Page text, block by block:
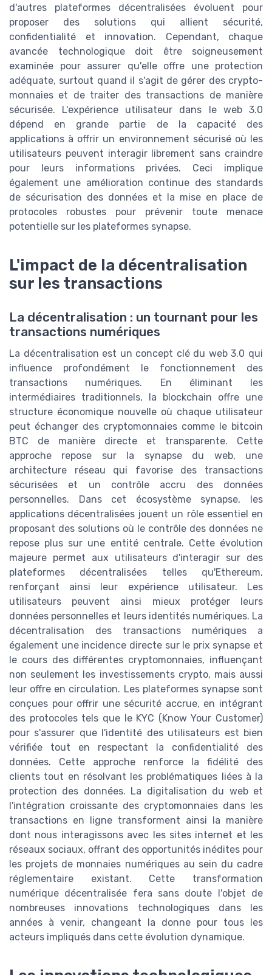
d'autres plateformes décentralisées évoluent pour
proposer des solutions qui allient sécurité,
confidentialité et innovation. Cependant, chaque
avancée technologique doit être soigneusement
examinée pour assurer qu'elle offre une protection
adéquate, surtout quand il s'agit de gérer des crypto-
monnaies et de traiter des transactions de manière
sécurisée. L'expérience utilisateur dans le web 3.0
dépend en grande partie de la capacité des
applications à offrir un environnement sécurisé où les
utilisateurs peuvent interagir librement sans craindre
pour leurs informations privées. Ceci implique
également une amélioration continue des standards
de sécurisation des données et la mise en place de
protocoles robustes pour prévenir toute menace
potentielle sur les plateformes synapse.
L'impact de la décentralisation
sur les transactions
La décentralisation : un tournant pour les
transactions numériques
La décentralisation est un concept clé du web 3.0 qui
influence profondément le fonctionnement des
transactions numériques. En éliminant les
intermédiaires traditionnels, la blockchain offre une
structure économique nouvelle où chaque utilisateur
peut échanger des cryptomonnaies comme le bitcoin
BTC de manière directe et transparente. Cette
approche repose sur la synapse du web, une
architecture réseau qui favorise des transactions
sécurisées et un contrôle accru des données
personnelles. Dans cet écosystème synapse, les
applications décentralisées jouent un rôle essentiel en
proposant des solutions où le contrôle des données ne
repose plus sur une entité centrale. Cette évolution
majeure permet aux utilisateurs d'interagir sur des
plateformes décentralisées telles qu'Ethereum,
renforçant ainsi leur expérience utilisateur. Les
utilisateurs peuvent ainsi mieux protéger leurs
données personnelles et leurs identités numériques. La
décentralisation des transactions numériques a
également une incidence directe sur le prix synapse et
le cours des différentes cryptomonnaies, influençant
non seulement les investissements crypto, mais aussi
leur offre en circulation. Les plateformes synapse sont
conçues pour offrir une sécurité accrue, en intégrant
des protocoles tels que le KYC (Know Your Customer)
pour s'assurer que l'identité des utilisateurs est bien
vérifiée tout en respectant la confidentialité des
données. Cette approche renforce la fidélité des
clients tout en résolvant les problématiques liées à la
protection des données. La digitalisation du web et
l'intégration croissante des cryptomonnaies dans les
transactions en ligne transforment ainsi la manière
dont nous interagissons avec les sites internet et les
réseaux sociaux, offrant des opportunités inédites pour
les projets de monnaies numériques au sein du cadre
réglementaire existant. Cette transformation
numérique décentralisée fera sans doute l'objet de
nombreuses innovations technologiques dans les
années à venir, changeant la donne pour tous les
acteurs impliqués dans cette évolution dynamique.